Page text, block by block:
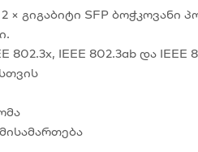
× გიგაბიტი SFP ბოჭკოვანი
802.3x, IEEE 802.3ab და